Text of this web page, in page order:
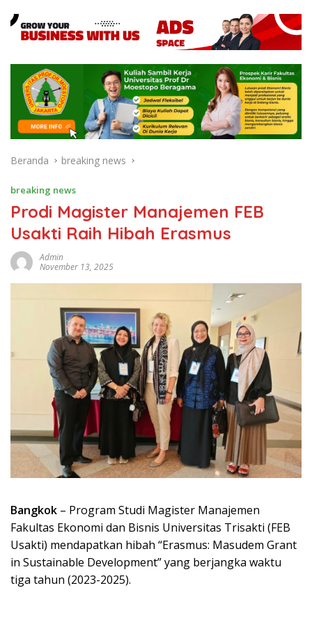
Beranda breaking news
breaking news
Prodi Magister Manajemen FEB
Usakti Raih Hibah Erasmus
Admin
November 13, 2025
Bangkok – Program Studi Magister Manajemen
Fakultas Ekonomi dan Bisnis Universitas Trisakti (FEB
Usakti) mendapatkan hibah “Erasmus: Masudem Grant
in Sustainable Development” yang berjangka waktu
tiga tahun (2023-2025).